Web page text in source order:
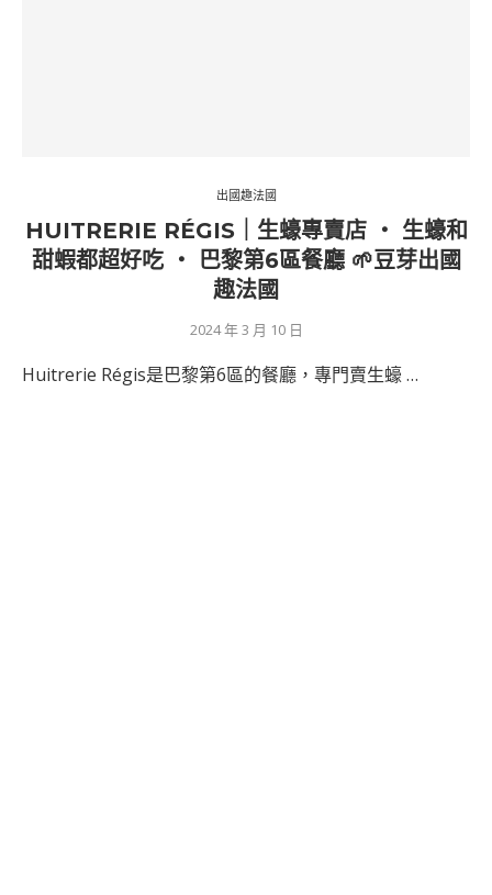
出國趣法國
HUITRERIE RÉGIS｜生蠔專賣店 ‧ 生蠔和
甜蝦都超好吃 ‧ 巴黎第6區餐廳 🌱豆芽出國
趣法國
2024 年 3 月 10 日
Huitrerie Régis是巴黎第6區的餐廳，專門賣生蠔 …